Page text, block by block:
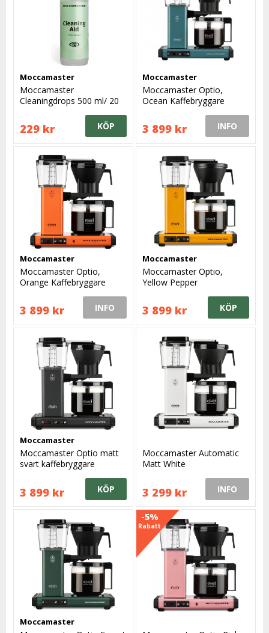
Moccamaster
Moccamaster
Cleaningdrops 500 ml/ 20
229 kr KÖP
Moccamaster
Moccamaster Optio,
Ocean Kaffebryggare
3 899 kr INFO
Moccamaster
Moccamaster Optio,
Orange Kaffebryggare
3 899 kr INFO
Moccamaster
Moccamaster Optio,
Yellow Pepper
3 899 kr KÖP
Moccamaster
Moccamaster Optio matt
svart kaffebryggare
3 899 kr KÖP
Moccamaster Automatic
Matt White
3 299 kr INFO
Moccamaster
-5%
Rabatt